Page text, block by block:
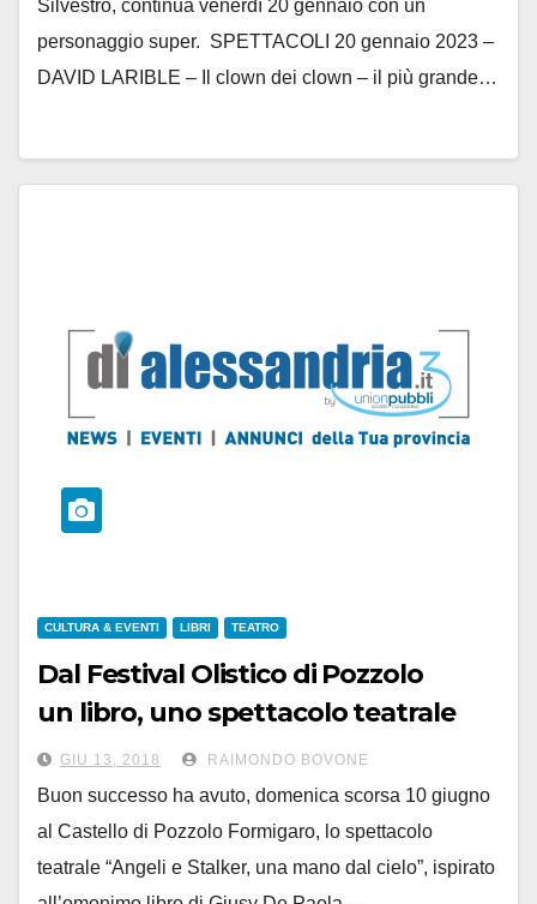
Silvestro, continua venerdì 20 gennaio con un
personaggio super. SPETTACOLI 20 gennaio 2023 –
DAVID LARIBLE – Il clown dei clown – il più grande…
CULTURA & EVENTI LIBRI TEATRO
Dal Festival Olistico di Pozzolo
un libro, uno spettacolo teatrale
e una canzone contro lo ‘stalking’
GIU 13, 2018 RAIMONDO BOVONE
Buon successo ha avuto, domenica scorsa 10 giugno
al Castello di Pozzolo Formigaro, lo spettacolo
teatrale “Angeli e Stalker, una mano dal cielo”, ispirato